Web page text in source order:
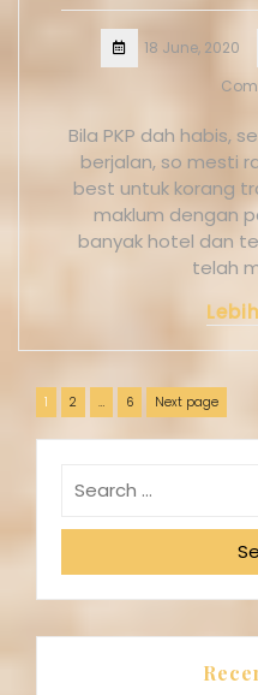
18 June, 2020
Bila PKP dah habis,
berjalan, so mesti
best untuk korang
maklum dengan
banyak hotel dan
telah
1 2 … 6 Next page